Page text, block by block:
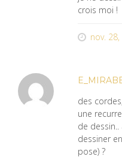
crois moi !
nov.
des
une
de
dessiner
pose) ?